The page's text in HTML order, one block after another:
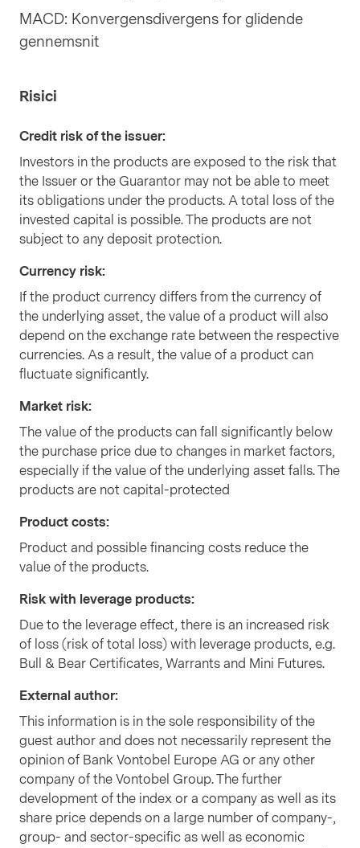
MACD: Konvergensdivergens for glidende
gennemsnit
Risici
Credit risk of the issuer:
Investors in the products are exposed to the risk that
the Issuer or the Guarantor may not be able to meet
its obligations under the products. A total loss of the
invested capital is possible. The products are not
subject to any deposit protection.
Currency risk:
If the product currency differs from the currency of
the underlying asset, the value of a product will also
depend on the exchange rate between the respective
currencies. As a result, the value of a product can
fluctuate significantly.
Market risk:
The value of the products can fall significantly below
the purchase price due to changes in market factors,
especially if the value of the underlying asset falls. The
products are not capital-protected
Product costs:
Product and possible financing costs reduce the
value of the products.
Risk with leverage products:
Due to the leverage effect, there is an increased risk
of loss (risk of total loss) with leverage products, e.g.
Bull & Bear Certificates, Warrants and Mini Futures.
External author:
This information is in the sole responsibility of the
guest author and does not necessarily represent the
opinion of Bank Vontobel Europe AG or any other
company of the Vontobel Group. The further
development of the index or a company as well as its
share price depends on a large number of company-,
group- and sector-specific as well as economic